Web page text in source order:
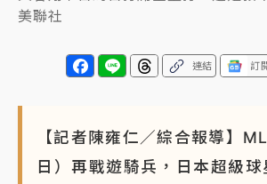
標？ 鴻海本週法說法人關注的四大
美聯社
連結 訂
【記者陳雍仁／綜合報導】
日）再戰遊騎兵，日本超級